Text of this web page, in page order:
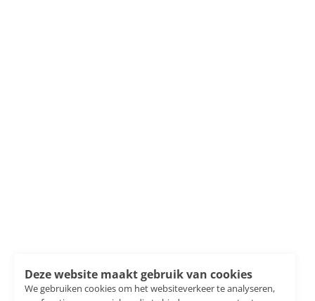
Deze website maakt gebruik van cookies
We gebruiken cookies om het websiteverkeer te analyseren,